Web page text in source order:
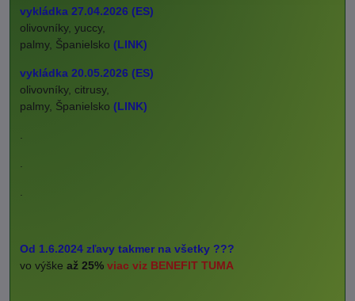
vykládka 27.04.2026 (ES)
olivovníky, yuccy,
palmy, Španielsko (LINK)
vykládka 20.05.2026 (ES)
olivovníky, citrusy,
palmy, Španielsko (LINK)
Od 1.6.2024 zľavy takmer na všetky ???
vo výške až 25% viac viz BENEFIT TUMA